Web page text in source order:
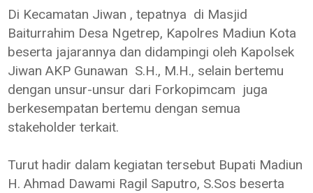
Di Kecamatan Jiwan , tepatnya di Masjid
Baiturrahim Desa Ngetrep, Kapolres Madiun Kota
beserta jajarannya dan didampingi oleh Kapolsek
Jiwan AKP Gunawan S.H., M.H., selain bertemu
dengan unsur-unsur dari Forkopimcam juga
berkesempatan bertemu dengan semua
stakeholder terkait.
Turut hadir dalam kegiatan tersebut Bupati Madiun
H. Ahmad Dawami Ragil Saputro, S.Sos beserta